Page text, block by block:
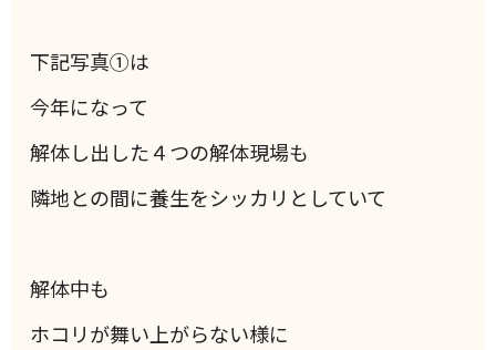
下記写真①は
今年になって
解体し出した４つの解体現場も
隣地との間に養生をシッカリとしていて
解体中も
ホコリが舞い上がらない様に